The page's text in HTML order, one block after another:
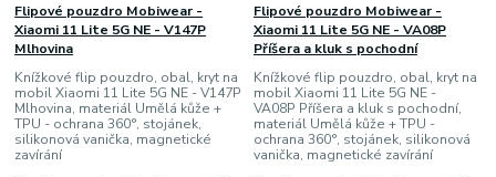
Flipové pouzdro Mobiwear -
Xiaomi 11 Lite 5G NE - V147P
Mlhovina
Knížkové flip pouzdro, obal, kryt na
mobil Xiaomi 11 Lite 5G NE - V147P
Mlhovina, materiál Umělá kůže +
TPU - ochrana 360°, stojánek,
silikonová vanička, magnetické
zavírání
Flipové pouzdro Mobiwear -
Xiaomi 11 Lite 5G NE - VA08P
Příšera a kluk s pochodní
Knížkové flip pouzdro, obal, kryt na
mobil Xiaomi 11 Lite 5G NE -
VA08P Příšera a kluk s pochodní,
materiál Umělá kůže + TPU -
ochrana 360°, stojánek, silikonová
vanička, magnetické zavírání